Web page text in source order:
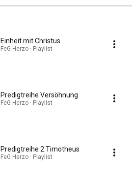
Einheit mit Christus
FeG Herzo · Playlist
Predigtreihe Versöhnung
FeG Herzo · Playlist
Predigtreihe 2.Timotheus
FeG Herzo · Playlist